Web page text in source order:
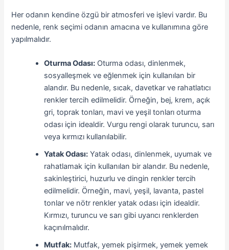
Her odanın kendine özgü bir atmosferi ve işlevi vardır. Bu
nedenle, renk seçimi odanın amacına ve kullanımına göre
yapılmalıdır.
Oturma Odası: Oturma odası, dinlenmek,
sosyalleşmek ve eğlenmek için kullanılan bir
alandır. Bu nedenle, sıcak, davetkar ve rahatlatıcı
renkler tercih edilmelidir. Örneğin, bej, krem, açık
gri, toprak tonları, mavi ve yeşil tonları oturma
odası için idealdir. Vurgu rengi olarak turuncu, sarı
veya kırmızı kullanılabilir.
Yatak Odası: Yatak odası, dinlenmek, uyumak ve
rahatlamak için kullanılan bir alandır. Bu nedenle,
sakinleştirici, huzurlu ve dingin renkler tercih
edilmelidir. Örneğin, mavi, yeşil, lavanta, pastel
tonlar ve nötr renkler yatak odası için idealdir.
Kırmızı, turuncu ve sarı gibi uyarıcı renklerden
kaçınılmalıdır.
Mutfak: Mutfak, yemek pişirmek, yemek yemek